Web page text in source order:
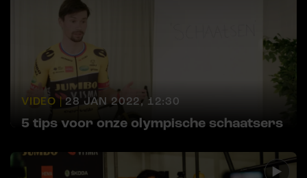
VIDEO | 28 JAN 2022, 12:30
5 tips voor onze olympische schaatsers